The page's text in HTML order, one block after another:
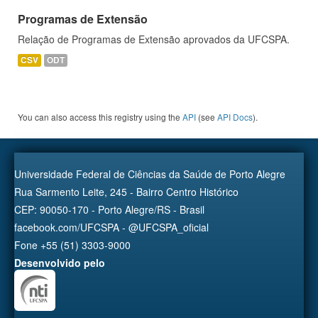
Programas de Extensão
Relação de Programas de Extensão aprovados da UFCSPA.
CSV ODT
You can also access this registry using the API (see API Docs).
Universidade Federal de Ciências da Saúde de Porto Alegre
Rua Sarmento Leite, 245 - Bairro Centro Histórico
CEP: 90050-170 - Porto Alegre/RS - Brasil
facebook.com/UFCSPA - @UFCSPA_oficial
Fone +55 (51) 3303-9000
Desenvolvido pelo